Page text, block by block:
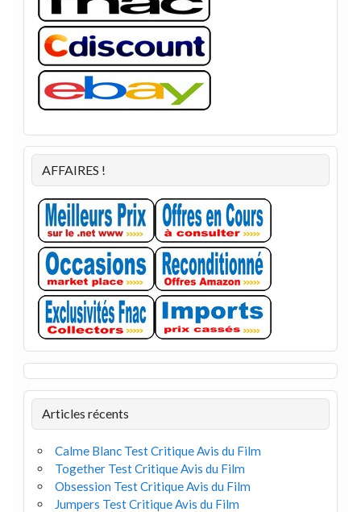
AFFAIRES !
Articles récents
Calme Blanc Test Critique Avis du Film
Together Test Critique Avis du Film
Obsession Test Critique Avis du Film
Jumpers Test Critique Avis du Film